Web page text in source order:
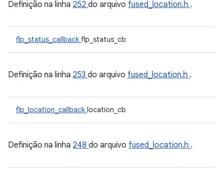
Definição na linha 252 do arquivo fused_location.h .
flp_status_callback flp_status_cb
Definição na linha 253 do arquivo fused_location.h .
flp_location_callback location_cb
Definição na linha 248 do arquivo fused_location.h .